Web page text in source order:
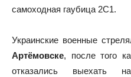
самоходная гаубица 2С1.
Украинские военные
Артёмовске, после того
отказались выехать